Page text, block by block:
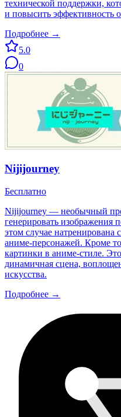
технической поддержки,
и повысить эффективность
Подробнее →
5.0
0
Nijijourney
Бесплатно
Nijijourney — необычный
генерировать изображения
этом случае натренирована
аниме-персонажей. Кроме
картинки в аниме-стиле.
динамичная сцена,
искусства.
Подробнее →